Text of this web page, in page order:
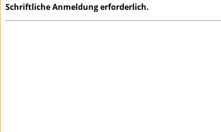
Schriftliche Anmeldung erforderlich.